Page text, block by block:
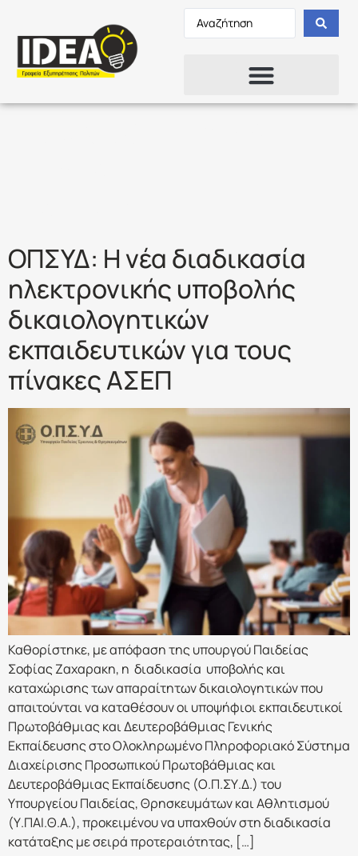
ΟΠΣΥΔ: Η νέα διαδικασία
ηλεκτρονικής υποβολής
δικαιολογητικών
εκπαιδευτικών για τους
πίνακες ΑΣΕΠ
Καθορίστηκε, με απόφαση της υπουργού Παιδείας
Σοφίας Ζαχαρακη, η διαδικασία υποβολής και
καταχώρισης των απαραίτητων δικαιολογητικών που
απαιτούνται να καταθέσουν οι υποψήφιοι εκπαιδευτικοί
Πρωτοβάθμιας και Δευτεροβάθμιας Γενικής
Εκπαίδευσης στο Ολοκληρωμένο Πληροφοριακό Σύστημα
Διαχείρισης Προσωπικού Πρωτοβάθμιας και
Δευτεροβάθμιας Εκπαίδευσης (Ο.Π.ΣΥ.Δ.) του
Υπουργείου Παιδείας, Θρησκευμάτων και Αθλητισμού
(Υ.ΠΑΙ.Θ.Α.), προκειμένου να υπαχθούν στη διαδικασία
κατάταξης με σειρά προτεραιότητας, […]